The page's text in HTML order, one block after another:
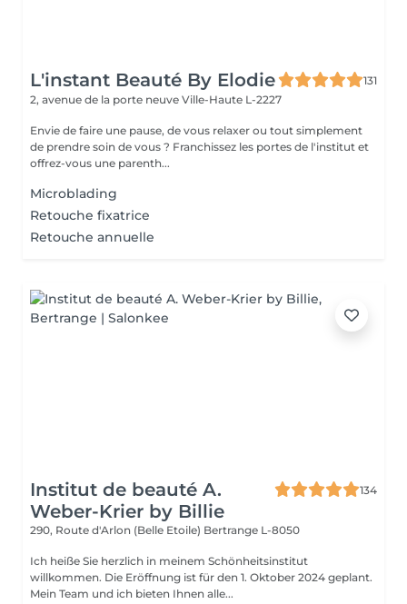
L'instant Beauté By Elodie
131
2, avenue de la porte neuve Ville-Haute L-2227
Envie de faire une pause, de vous relaxer ou tout simplement
de prendre soin de vous ? Franchissez les portes de l'institut et
offrez-vous une parenth...
Microblading
Retouche fixatrice
Retouche annuelle
Institut de beauté A.
Weber-Krier by Billie
134
290, Route d'Arlon (Belle Etoile) Bertrange L-8050
Ich heiße Sie herzlich in meinem Schönheitsinstitut
willkommen. Die Eröffnung ist für den 1. Oktober 2024 geplant.
Mein Team und ich bieten Ihnen alle...